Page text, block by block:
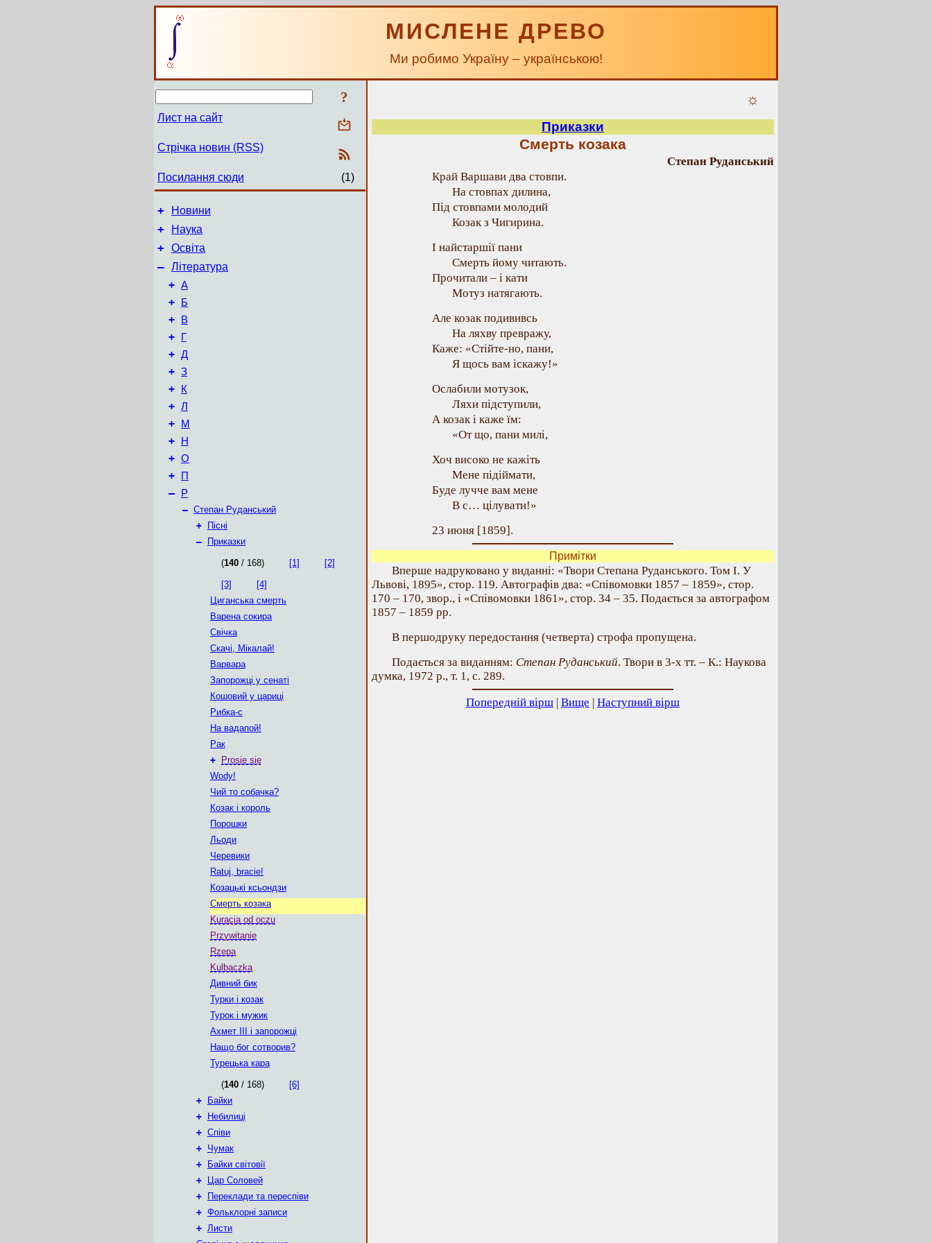
МИСЛЕНЕ ДРЕВО
Ми робимо Україну – українською!
?
Лист на сайт
Стрічка новин (RSS)
Посилання сюди (1)
+ Новини
+ Наука
+ Освіта
– Література
+ А
+ Б
+ В
+ Г
+ Д
+ З
+ К
+ Л
+ М
+ Н
+ О
+ П
– Р
– Степан Руданський
+
Пісні
–
Приказки
(140 / 168) [1] [2]
[3]
[4]
Циганська смерть
Варена сокира
Свічка
Скачі, Мікалай!
Варвара
Запорожці у сенаті
Кошовий у цариці
Рибка-с
На вадапой!
Рак
+
Prosie się
Wody!
Чий то собачка?
Козак і король
Порошки
Льоди
Черевики
Ratuj, bracie!
Козацькі ксьондзи
Смерть козака
Kuracja od oczu
Przywitanie
Rzepa
Kulbaczka
Дивний бик
Турки i козак
Турок i мужик
Ахмет III і запорожці
Нащо бог сотворив?
Турецька кара
(140 / 168)
[6]
+
Байки
+
Небилиці
+ Співи
+ Чумак
+
Байки світовії
+
Цар Соловей
+
Переклади та переспіви
+ Фольклорні записи
+ Листи
☼
Приказки
Смерть козака
Степан Руданський
Край Варшави два стовпи.
На стовпах дилина,
Під стовпами молодий
Козак з Чигирина.
І найстаршії пани
Смерть йому читають.
Прочитали – і кати
Мотуз натягають.
Але козак подививсь
На ляхву превражу,
Каже: «Стійте-но, пани,
Я щось вам іскажу!»
Ослабили мотузок,
Ляхи підступили,
А козак і каже їм:
«От що, пани милі,
Хоч високо не кажіть
Мене підіймати,
Буде лучче вам мене
В с… цілувати!»
23 июня [1859].
Примітки
Вперше надруковано у виданні: «Твори Степана Руданського. Том І. У
Львові, 1895», стор. 119. Автографів два: «Співомовки 1857 – 1859», стор.
170 – 170, звор., і «Співомовки 1861», стор. 34 – 35. Подається за автографом
1857 – 1859 рр.
В першодруку передостання (четверта) строфа пропущена.
Подається за виданням: Степан Руданський. Твори в 3-х тт. – К.: Наукова
думка, 1972 р., т. 1, с. 289.
Попередній вірш | Вище | Наступний вірш